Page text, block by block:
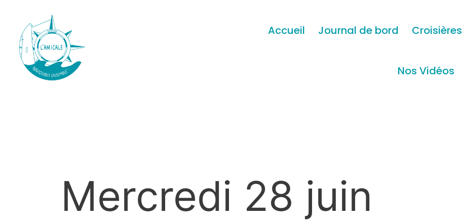
Accueil Journal de bord Croisières
Nos Vidéos
Mercredi 28 juin